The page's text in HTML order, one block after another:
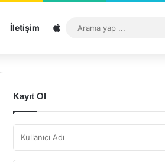
İletişim Sitemap
Kayıt Ol